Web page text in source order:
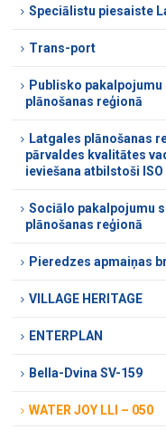
Speciālistu piesaiste
Trans-port
Publisko
plānošanas reģionā
Latgales plānošanas
pārvaldes kvalitātes
ieviešana atbilstoši
Sociālo pakalpojumu
plānošanas reģionā
Pieredzes apmaiņas
VILLAGE HERITAGE
ENTERPLAN
Bella-Dvina SV-159
WATER JOY LLI – 050